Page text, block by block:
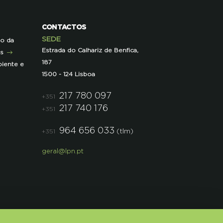
da
e
CONTACTOS
SEDE
Estrada do Calhariz de Benfica,
187
1500 - 124 Lisboa
+351 217 780 097
+351 217 740 176
+351 964 656 033 (tlm)
geral@lpn.pt